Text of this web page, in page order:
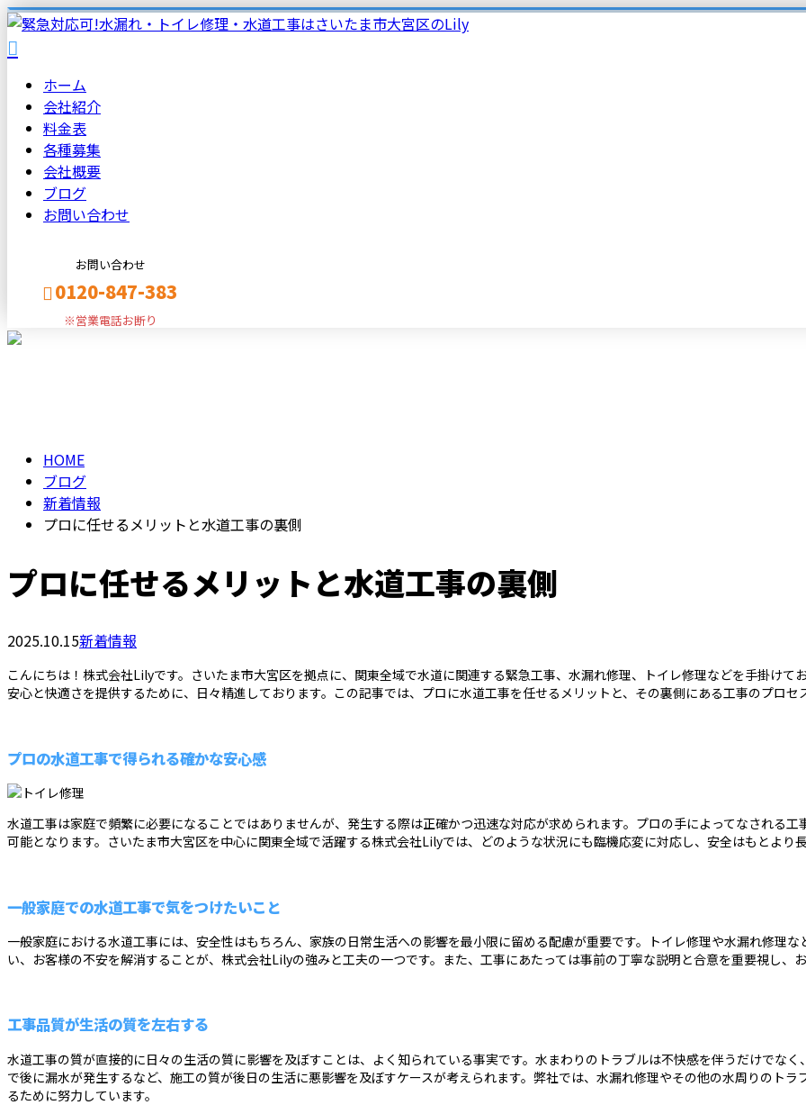
ホーム
会社紹介
料金表
各種募集
会社概要
ブログ
お問い合わせ
お問い合わせ
0120-847-383
※営業電話お断り
HOME
ブログ
新着情報
プロに任せるメリットと水道工事の裏側
プロに任せるメリットと水道工事の裏側
2025.10.15新着情報
こんにちは！株式会社Lilyです。さいたま市大宮区を拠点に、関東全域で水道に関連する緊急工事、水漏れ修理、トイレ修理などを手掛け
安心と快適さを提供するために、日々精進しております。この記事では、プロに水道工事を任せるメリットと、その裏側にある工事のプロ
プロの水道工事で得られる確かな安心感
水道工事は家庭で頻繁に必要になることではありませんが、発生する際は正確かつ迅速な対応が求められます。プロの手によってなされる
可能となります。さいたま市大宮区を中心に関東全域で活躍する株式会社Lilyでは、どのような状況にも臨機応変に対応し、安全はもとより
一般家庭での水道工事で気をつけたいこと
一般家庭における水道工事には、安全性はもちろん、家族の日常生活への影響を最小限に留める配慮が重要です。トイレ修理や水漏れ修理
い、お客様の不安を解消することが、株式会社Lilyの強みと工夫の一つです。また、工事にあたっては事前の丁寧な説明と合意を重要視し
工事品質が生活の質を左右する
水道工事の質が直接的に日々の生活の質に影響を及ぼすことは、よく知られている事実です。水まわりのトラブルは不快感を伴うだけでな
で後に漏水が発生するなど、施工の質が後日の生活に悪影響を及ぼすケースが考えられます。弊社では、水漏れ修理やその他の水周りのト
るために努力しています。